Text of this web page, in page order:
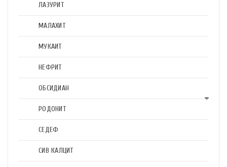
ЛАЗУРИТ
МАЛАХИТ
МУКАИТ
НЕФРИТ
ОБСИДИАН
РОДОНИТ
СЕДЕФ
СИВ КАЛЦИТ